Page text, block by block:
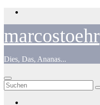
Zum
marcostoehr
Dies, Das, Ananas...